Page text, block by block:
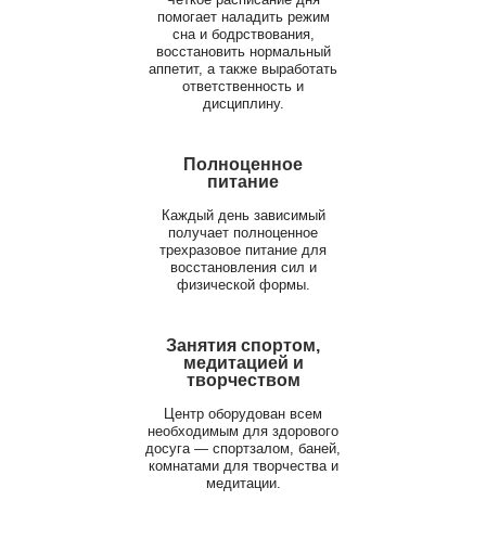
помогает наладить режим
сна и бодрствования,
восстановить нормальный
аппетит, а также выработать
ответственность и
дисциплину.
Полноценное
питание
Каждый день зависимый
получает полноценное
трехразовое питание для
восстановления сил и
физической формы.
Занятия спортом,
медитацией и
творчеством
Центр оборудован всем
необходимым для здорового
досуга — спортзалом, баней,
комнатами для творчества и
медитации.